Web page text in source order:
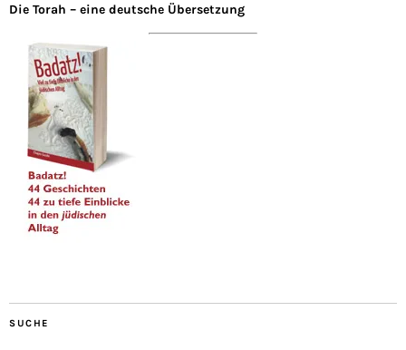
Die Torah – eine deutsche Übersetzung
SUCHE